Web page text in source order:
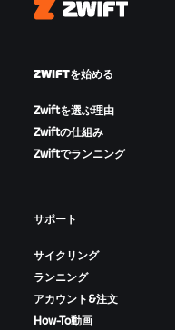
Zwift
ZWIFTを始める
Zwiftを選ぶ理由
Zwiftの仕組み
Zwiftでランニング
サポート
サイクリング
ランニング
アカウント&注文
How-To動画